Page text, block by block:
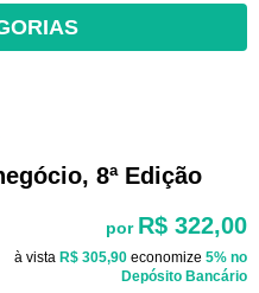
8ª Edição
por R$ 322,00
à vista R$ 305,90 economize 5% no
Depósito Bancário